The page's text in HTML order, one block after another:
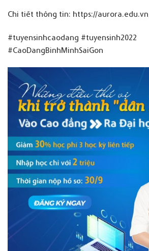
Chi tiết thông tin: https://
#tuyensinhcaodang #tuyensinh2022
#CaoDangBinhMinhSaiGon